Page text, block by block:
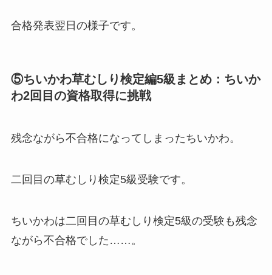
合格発表翌日の様子です。
⑤ちいかわ草むしり検定編5級まとめ：ちいか
わ2回目の資格取得に挑戦
残念ながら不合格になってしまったちいかわ。
二回目の草むしり検定5級受験です。
ちいかわは二回目の草むしり検定5級の受験も残念
ながら不合格でした……。